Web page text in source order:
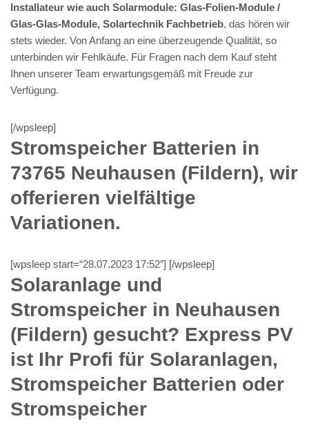
Installateur wie auch Solarmodule: Glas-Folien-Module /
Glas-Glas-Module, Solartechnik Fachbetrieb, das hören wir
stets wieder. Von Anfang an eine überzeugende Qualität, so
unterbinden wir Fehlkäufe. Für Fragen nach dem Kauf steht
Ihnen unserer Team erwartungsgemäß mit Freude zur
Verfügung.
[/wpsleep]
Stromspeicher Batterien in
73765 Neuhausen (Fildern), wir
offerieren vielfältige
Variationen.
[wpsleep start=“28.07.2023 17:52″] [/wpsleep]
Solaranlage und
Stromspeicher in Neuhausen
(Fildern) gesucht? Express PV
ist Ihr Profi für Solaranlagen,
Stromspeicher Batterien oder
Stromspeicher